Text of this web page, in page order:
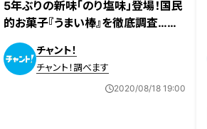
5年ぶりの新味「のり塩味」登場！国民
的お菓子『うまい棒』を徹底調査…人
気TOP3はどんな味？
チャント！
チャント！調べます
2020/08/18 19:00